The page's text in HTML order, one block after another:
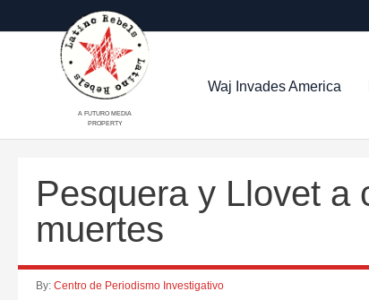
A FUTURO MEDIA
PROPERTY
Waj Invades America
Pesquera y Llovet a
muertes
By: Centro de Periodismo Investigativo